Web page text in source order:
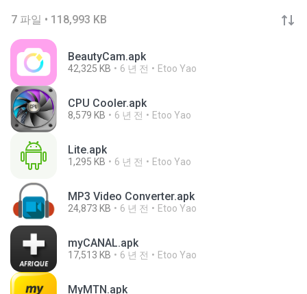
7 파일 • 118,993 KB
BeautyCam.apk
42,325 KB 6 년 전 Etoo Yao
CPU Cooler.apk
8,579 KB 6 년 전 Etoo Yao
Lite.apk
1,295 KB 6 년 전 Etoo Yao
MP3 Video Converter.apk
24,873 KB 6 년 전 Etoo Yao
myCANAL.apk
17,513 KB 6 년 전 Etoo Yao
MyMTN.apk